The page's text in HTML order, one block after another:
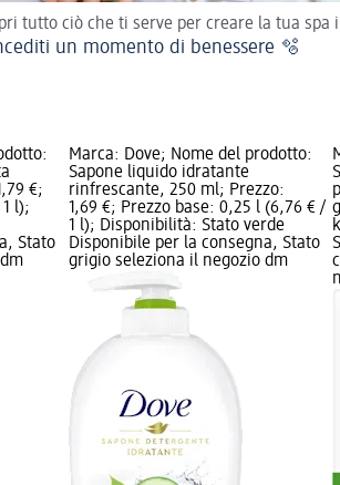
tutto ciò che ti serve per creare la tua spa
un momento di benessere 🫧
€;
l);
Stato
Marca: Dove; Nome del prodotto:
Sapone liquido idratante
rinfrescante, 250 ml; Prezzo:
1,69 €; Prezzo base: 0,25 l (6,76 € /
1 l); Disponibilità: Stato verde
Disponibile per la consegna, Stato
grigio seleziona il negozio dm